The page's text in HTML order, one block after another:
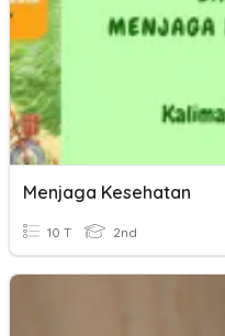
Menjaga Kesehatan
10 T 2nd